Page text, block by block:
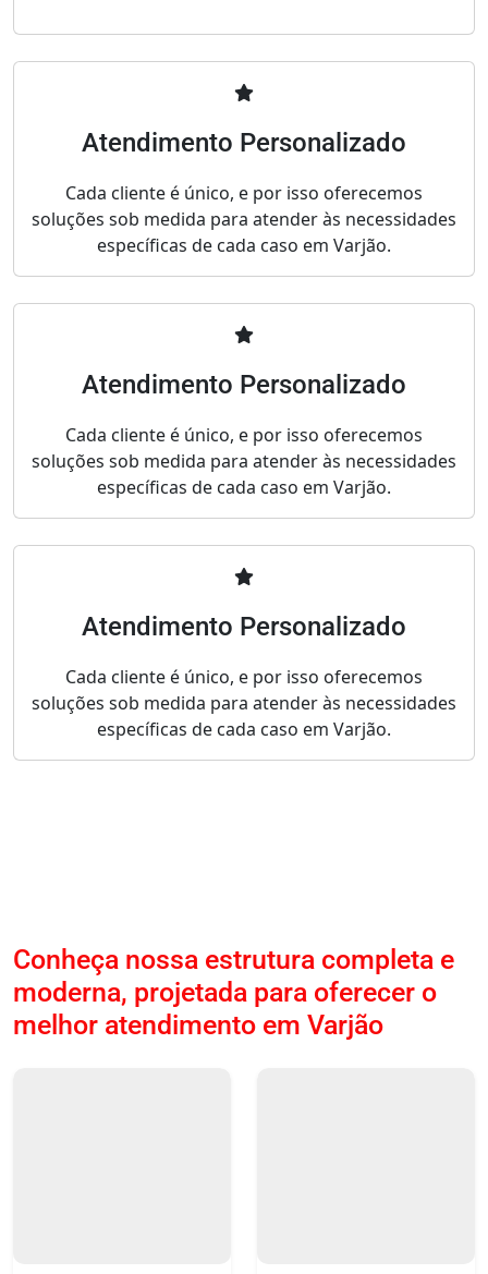
Atendimento Personalizado
Cada cliente é único, e por isso oferecemos
soluções sob medida para atender às necessidades
específicas de cada caso em Varjão.
Atendimento Personalizado
Cada cliente é único, e por isso oferecemos
soluções sob medida para atender às necessidades
específicas de cada caso em Varjão.
Atendimento Personalizado
Cada cliente é único, e por isso oferecemos
soluções sob medida para atender às necessidades
específicas de cada caso em Varjão.
Conheça nossa estrutura completa e
moderna, projetada para oferecer o
melhor atendimento em Varjão